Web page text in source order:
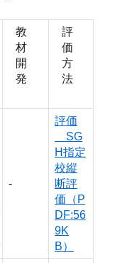
教
材
開
発
評
価
方
法
‐
評価
＿SG
H指定
校縦
断評
価（P
DF:56
9K
B）